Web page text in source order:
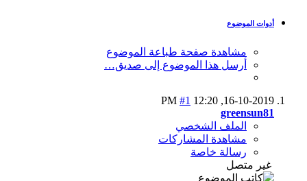
أدوات الموضوع
مشاهدة صفحة طباعة الموضوع
أرسل هذا الموضوع إلى صديق…
16-10-2019,
12:20 PM
#1
greensun81
الملف الشخصي
مشاهدة المشاركات
رسالة خاصة
غير متصل